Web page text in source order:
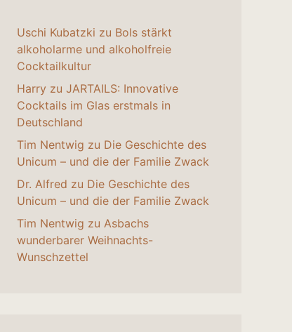
Uschi Kubatzki zu Bols stärkt
alkoholarme und alkoholfreie
Cocktailkultur
Harry zu JARTAILS: Innovative
Cocktails im Glas erstmals in
Deutschland
Tim Nentwig zu Die Geschichte des
Unicum – und die der Familie Zwack
Dr. Alfred zu Die Geschichte des
Unicum – und die der Familie Zwack
Tim Nentwig zu Asbachs
wunderbarer Weihnachts-
Wunschzettel